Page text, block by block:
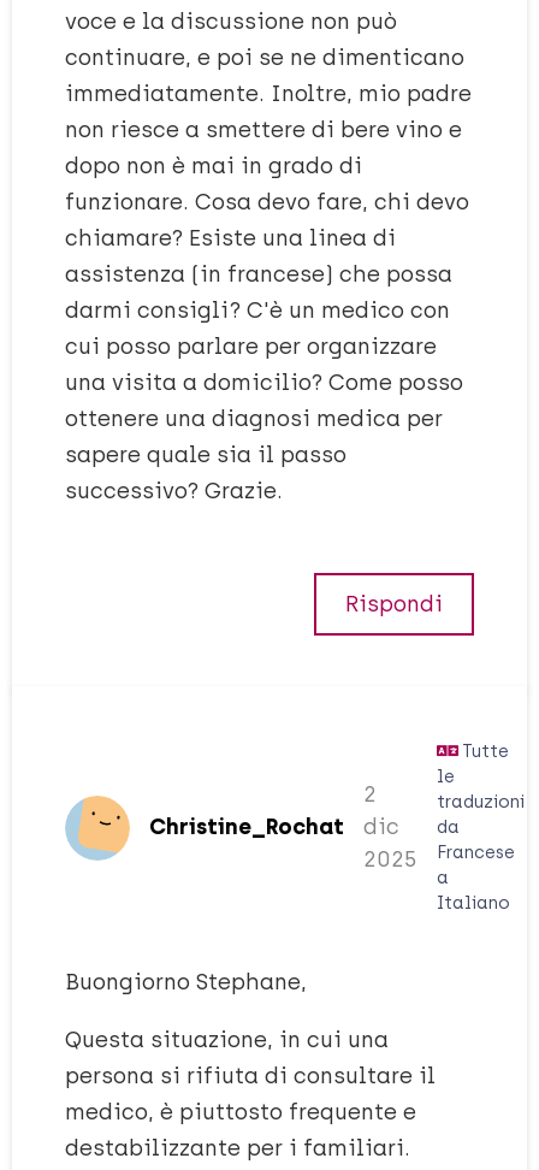
voce e la discussione non può
continuare, e poi se ne dimenticano
immediatamente. Inoltre, mio padre
non riesce a smettere di bere vino e
dopo non è mai in grado di
funzionare. Cosa devo fare, chi devo
chiamare? Esiste una linea di
assistenza (in francese) che possa
darmi consigli? C'è un medico con
cui posso parlare per organizzare
una visita a domicilio? Come posso
ottenere una diagnosi medica per
sapere quale sia il passo
successivo? Grazie.
Rispondi
Christine_Rochat
2
dic
2025
Tutte
le
traduzioni
da
Francese
a
Italiano
Buongiorno Stephane,
Questa situazione, in cui una
persona si rifiuta di consultare il
medico, è piuttosto frequente e
destabilizzante per i familiari.